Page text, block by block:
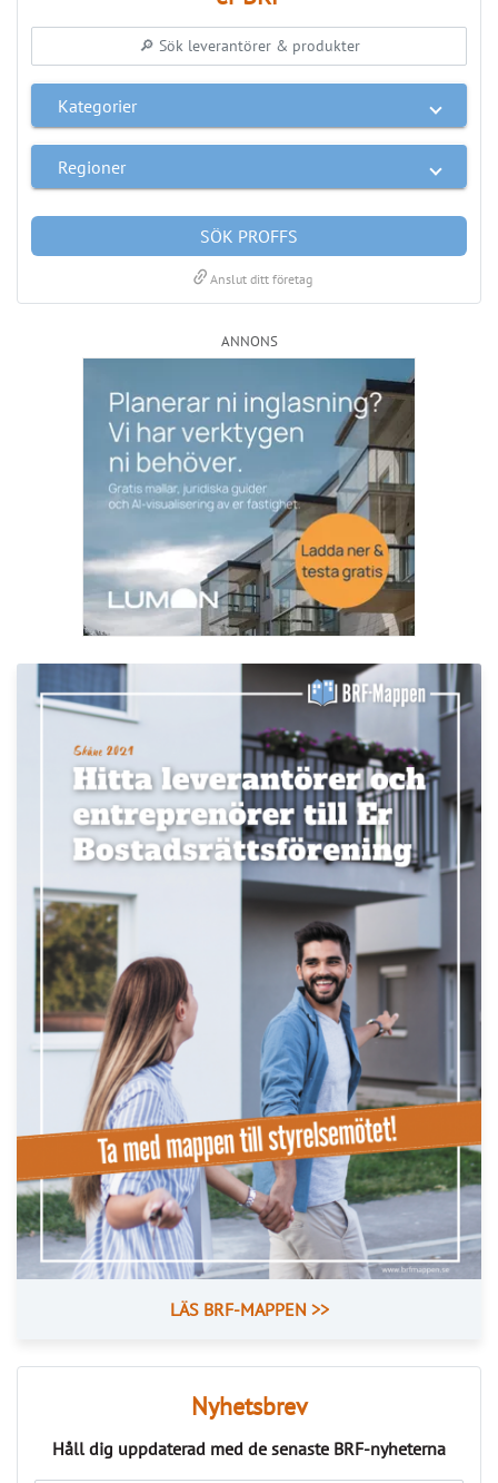
Regioner
SÖK PROFFS
ANNONS
LÄS BRF-MAPPEN >>
Nyhetsbrev
PRENUMERERA